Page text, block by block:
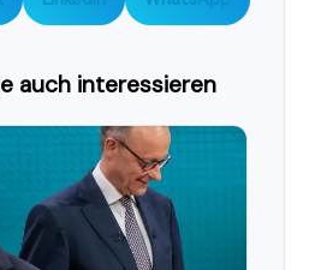
auch interessieren